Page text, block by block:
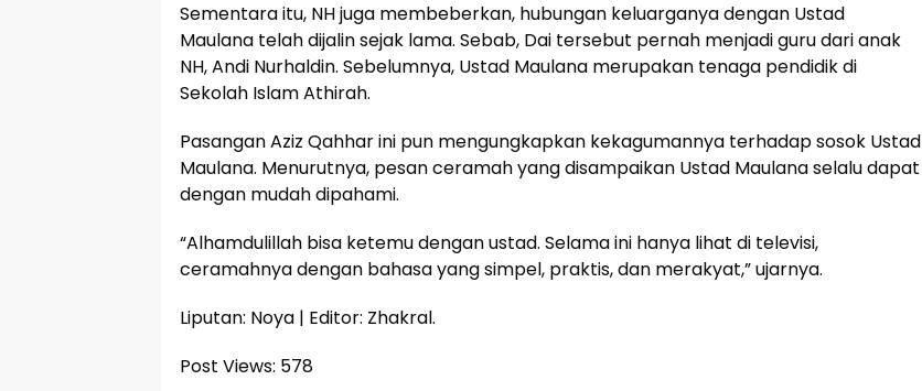
Sementara itu, NH juga membeberkan, hubungan keluarganya dengan Ustad
Maulana telah dijalin sejak lama. Sebab, Dai tersebut pernah menjadi guru dari anak
NH, Andi Nurhaldin. Sebelumnya, Ustad Maulana merupakan tenaga pendidik di
Sekolah Islam Athirah.
Pasangan Aziz Qahhar ini pun mengungkapkan kekagumannya terhadap sosok Ustad
Maulana. Menurutnya, pesan ceramah yang disampaikan Ustad Maulana selalu dapat
dengan mudah dipahami.
“Alhamdulillah bisa ketemu dengan ustad. Selama ini hanya lihat di televisi,
ceramahnya dengan bahasa yang simpel, praktis, dan merakyat,” ujarnya.
Liputan: Noya | Editor: Zhakral.
Post Views: 578